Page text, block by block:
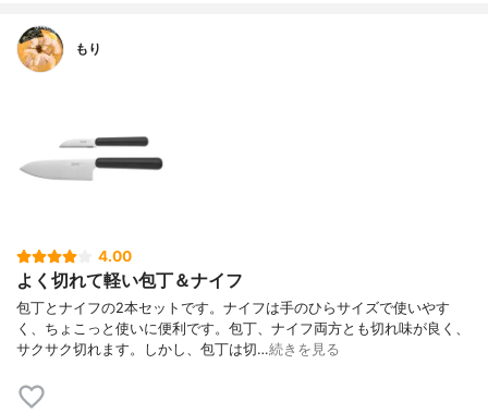
もり
4.00
よく切れて軽い包丁＆ナイフ
包丁とナイフの2本セットです。ナイフは手のひらサイズで使いやす
く、ちょこっと使いに便利です。包丁、ナイフ両方とも切れ味が良く、
サクサク切れます。しかし、包丁は切…続きを見る